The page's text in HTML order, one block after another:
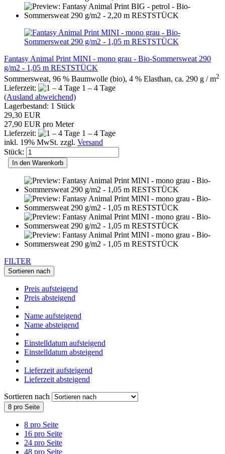
Fantasy Animal Print MINI - mono grau - Bio-Sommersweat 290
g/m2 - 1,05 m RESTSTÜCK
Sommersweat, 96 % Baumwolle (bio), 4 % Elasthan, ca. 290 g / m2
Lieferzeit:
1 – 4 Tage
(Ausland abweichend)
Lagerbestand: 1 Stück
29,30 EUR
27,90 EUR pro Meter
Lieferzeit:
1 – 4 Tage
inkl. 19% MwSt. zzgl. Versand
Stück:
In den Warenkorb
FILTER
Sortieren nach
Preis aufsteigend
Preis absteigend
Name aufsteigend
Name absteigend
Einstelldatum aufsteigend
Einstelldatum absteigend
Lieferzeit aufsteigend
Lieferzeit absteigend
Sortieren nach
8 pro Seite
8 pro Seite
16 pro Seite
24 pro Seite
48 pro Seite